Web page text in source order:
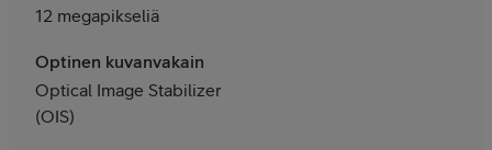
12 megapikseliä
Optinen kuvanvakain
Optical Image Stabilizer
(OIS)